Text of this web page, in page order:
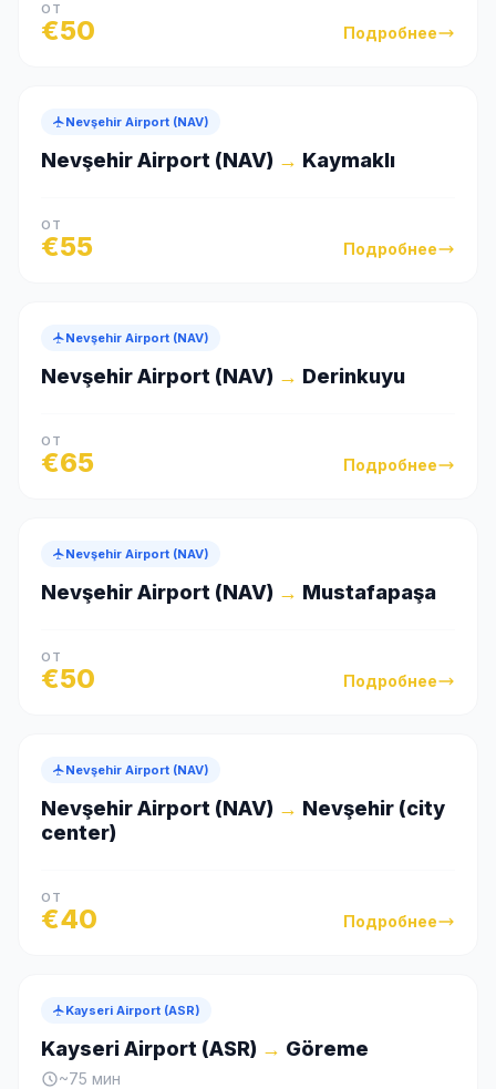
ОТ
€50 Подробнее
Nevşehir Airport (NAV)
Nevşehir Airport (NAV) → Kaymaklı
ОТ
€55 Подробнее
Nevşehir Airport (NAV)
Nevşehir Airport (NAV) → Derinkuyu
ОТ
€65 Подробнее
Nevşehir Airport (NAV)
Nevşehir Airport (NAV) → Mustafapaşa
ОТ
€50 Подробнее
Nevşehir Airport (NAV)
Nevşehir Airport (NAV) → Nevşehir (city
center)
ОТ
€40 Подробнее
Kayseri Airport (ASR)
Kayseri Airport (ASR) → Göreme
~75 мин